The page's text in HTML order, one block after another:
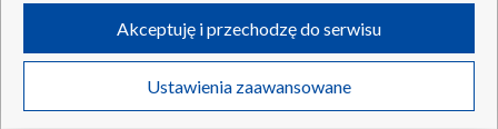
Program dla prasy
Ogłoszenie przetargowe
Kanały
©2026 Telewizja Polska S.A. w likwidacji
ruchu w Internecie.
Twoje dane osobowe zbierane podczas odwiedzania przez Ciebie
poszczególnych serwisówna Portalu, takie jak adresy IP, identyfikatory
Ustawienia zaawansowane
Akceptuję i przechodzę do serwisu